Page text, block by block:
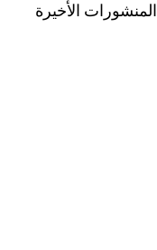
المنشورات الأخيرة